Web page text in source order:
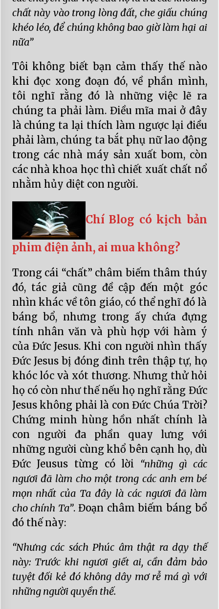
chất này vào trong lòng đất, che giấu chúng
khéo léo, để chúng không bao giờ làm hại ai
nữa”
Tôi không biết bạn cảm thấy thế nào
khi đọc xong đoạn đó, về phần mình,
tôi nghĩ rằng đó là những việc lẽ ra
chúng ta phải làm. Điều mĩa mai ở đây
là chúng ta lại thích làm ngược lại điều
phải làm, chúng ta bắt phụ nữ lao động
trong các nhà máy sản xuất bom, còn
các nhà khoa học thì chiết xuất chất nổ
nhằm hủy diệt con người.
Chí Blog có kịch bản
phim điện ảnh, ai mua không?
Trong cái “chất” châm biếm thâm thúy
đó, tác giả cũng đề cập đến một góc
nhìn khác về tôn giáo, có thể nghĩ đó là
báng bổ, nhưng trong ấy chứa đựng
tính nhân văn và phù hợp với hàm ý
của Đức Jesus. Khi con người nhìn thấy
Đức Jesus bị đóng đinh trên thập tự, họ
khóc lóc và xót thương. Nhưng thử hỏi
họ có còn như thế nếu họ nghĩ rằng Đức
Jesus không phải là con Đức Chúa Trời?
Chứng minh hùng hồn nhất chính là
con người đa phần quay lưng với
những người cùng khổ bên cạnh họ, dù
Đức Jeusus từng có lời “những gì các
ngươi đã làm cho một trong các anh em bé
mọn nhất của Ta đây là các ngươi đã làm
cho chính Ta”. Đoạn châm biếm báng bổ
đó thế này:
“Nhưng các sách Phúc âm thật ra dạy thế
này: Trước khi ngươi giết ai, cần đảm bảo
tuyệt đối kẻ đó không dây mơ rễ má gì với
những người quyền thế.